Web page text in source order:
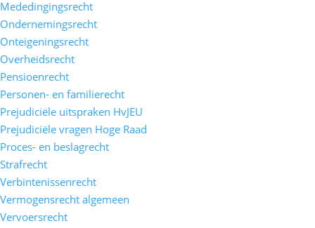
Mededingingsrecht
Ondernemingsrecht
Onteigeningsrecht
Overheidsrecht
Pensioenrecht
Personen- en familierecht
Prejudiciële uitspraken HvJEU
Prejudiciële vragen Hoge Raad
Proces- en beslagrecht
Strafrecht
Verbintenissenrecht
Vermogensrecht algemeen
Vervoersrecht